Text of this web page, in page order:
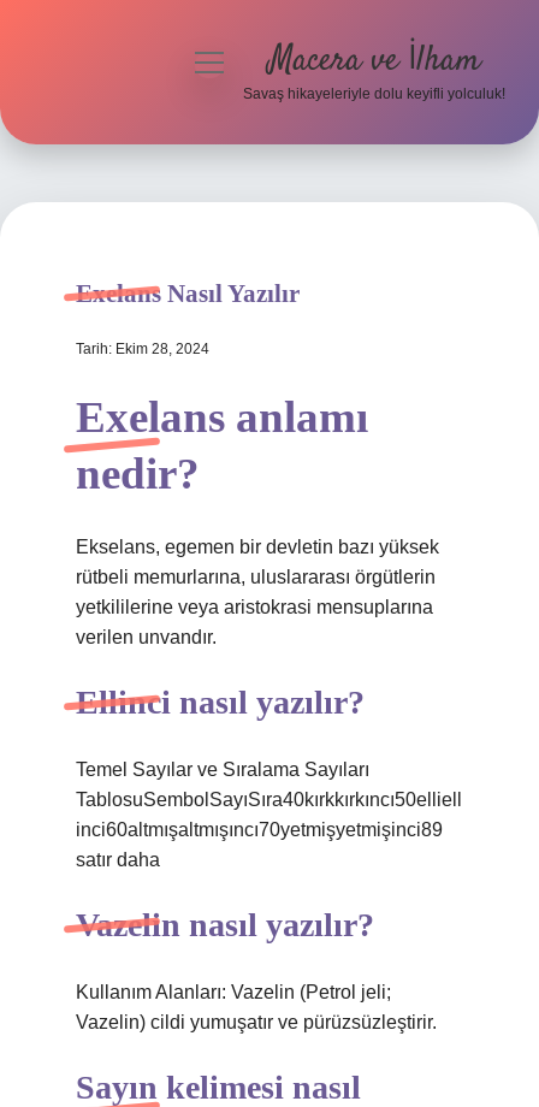
menüyüMacera ve İlham
Savaş hikayeleriyle dolu keyifli yolculuk!
Exelans Nasıl Yazılır
Tarih: Ekim 28, 2024
Exelans anlamı
nedir?
Ekselans, egemen bir devletin bazı yüksek
rütbeli memurlarına, uluslararası örgütlerin
yetkililerine veya aristokrasi mensuplarına
verilen unvandır.
Ellinci nasıl yazılır?
Temel Sayılar ve Sıralama Sayıları
TablosuSembolSayıSıra40kırkkırkıncı50elliell
inci60altmışaltmışıncı70yetmişyetmişinci89
satır daha
Vazelin nasıl yazılır?
Kullanım Alanları: Vazelin (Petrol jeli;
Vazelin) cildi yumuşatır ve pürüzsüzleştirir.
Sayın kelimesi nasıl